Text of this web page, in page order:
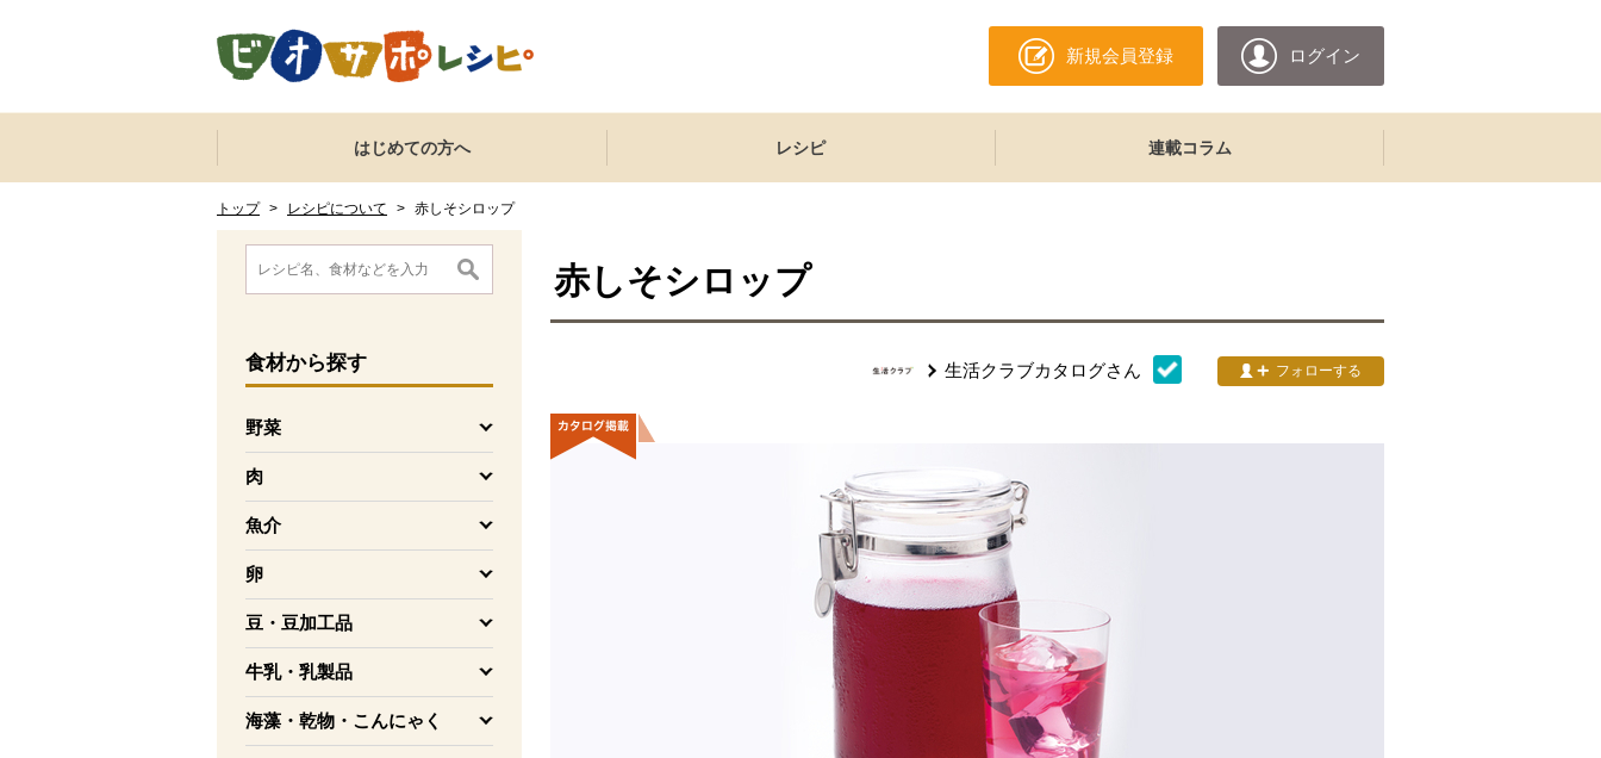
新規会員登録 ログイン
ここからサイト内共通メニューです。
サイト内共通メニューをスキップする
はじめての方へ レシピ 連載コラム
トップ > レシピについて > 赤しそシロップ
ここから消費材検索メニューです。
食材から探す
野菜
を開く
肉
を開く
魚介
を開く
卵
を開く
豆・豆加工品
を開く
牛乳・乳製品
を開く
海藻・乾物・こんにゃく
を開く
消費材検索メニューここまで。
ここから本文です。
赤しそシロップ
生活クラブカタログさん フォローする